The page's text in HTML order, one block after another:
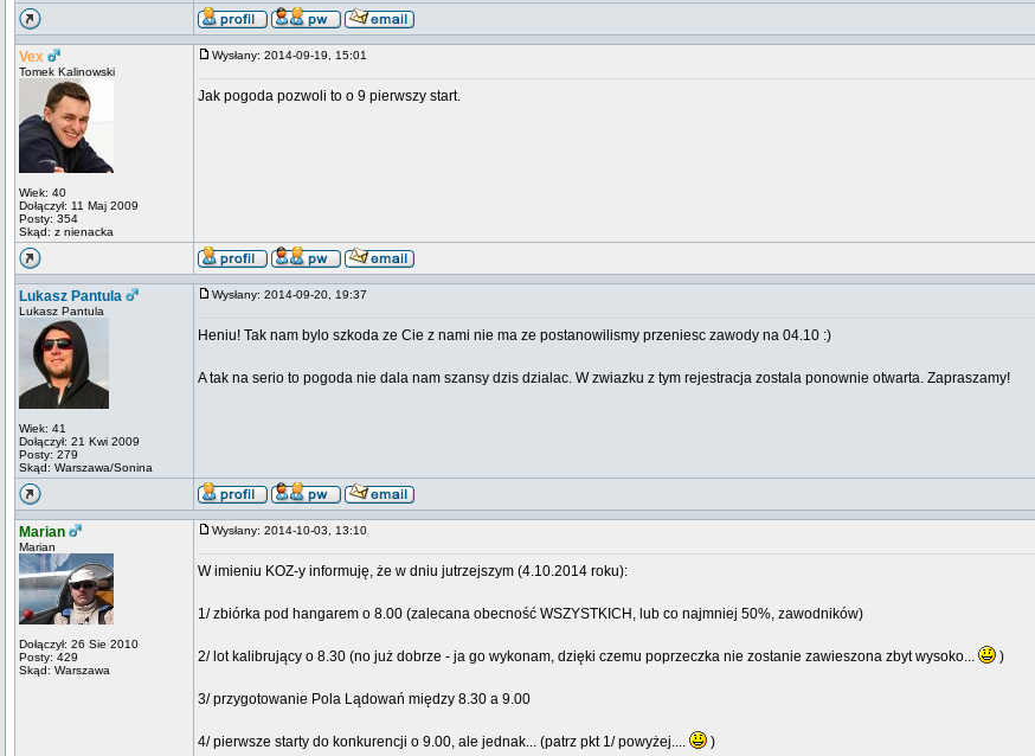
Vex
Tomek Kalinowski
Wiek: 40
Dołączył: 11 Maj 2009
Posty: 354
Skąd: z nienacka
Wysłany: 2014-09-19, 15:01
Jak pogoda pozwoli to o 9 pierwszy start.
Lukasz Pantula
Lukasz Pantula
Wiek: 41
Dołączył: 21 Kwi 2009
Posty: 279
Skąd: Warszawa/Sonina
Wysłany: 2014-09-20, 19:37
Heniu! Tak nam bylo szkoda ze Cie z nami nie ma ze postanowilismy przeniesc zawody na 04.10 :)
A tak na serio to pogoda nie dala nam szansy dzis dzialac. W zwiazku z tym rejestracja zostala ponownie otwarta. Zapraszamy!
Marian
Marian
Dołączył: 26 Sie 2010
Posty: 429
Skąd: Warszawa
Wysłany: 2014-10-03, 13:10
W imieniu KOZ-y informuję, że w dniu jutrzejszym (4.10.2014 roku):
1/ zbiórka pod hangarem o 8.00 (zalecana obecność WSZYSTKICH, lub co najmniej 50%, zawodników)
2/ lot kalibrujący o 8.30 (no już dobrze - ja go wykonam, dzięki czemu poprzeczka nie zostanie zawieszona zbyt wysoko... )
3/ przygotowanie Pola Lądowań między 8.30 a 9.00
4/ pierwsze starty do konkurencji o 9.00, ale jednak... (patrz pkt 1/ powyżej.... )